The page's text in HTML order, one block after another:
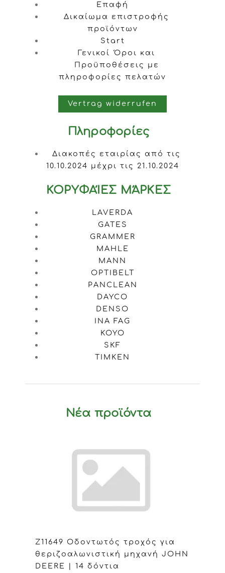
Επαφή
Δικαίωμα επιστροφής
προϊόντων
Start
Γενικοί Όροι και
Προϋποθέσεις με
πληροφορίες πελατών
Vertrag widerrufen
Πληροφορίες
Διακοπές εταιρίας από τις
10.10.2024 μέχρι τις 21.10.2024
ΚΟΡΥΦΑΊΕΣ ΜΆΡΚΕΣ
LAVERDA
GATES
GRAMMER
MAHLE
MANN
OPTIBELT
PANCLEAN
DAYCO
DENSO
INA FAG
KOYO
SKF
TIMKEN
Νέα προϊόντα
Z11649 Οδοντωτός τροχός για
θεριζοαλωνιστική μηχανή JOHN
DEERE | 14 δόντια